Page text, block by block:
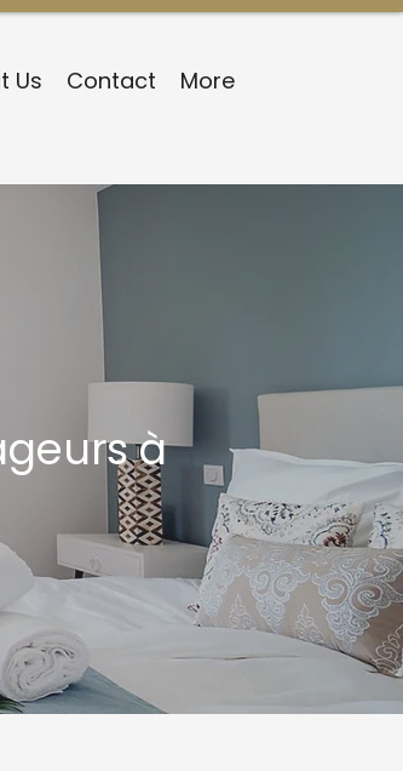
Us Contact More
à